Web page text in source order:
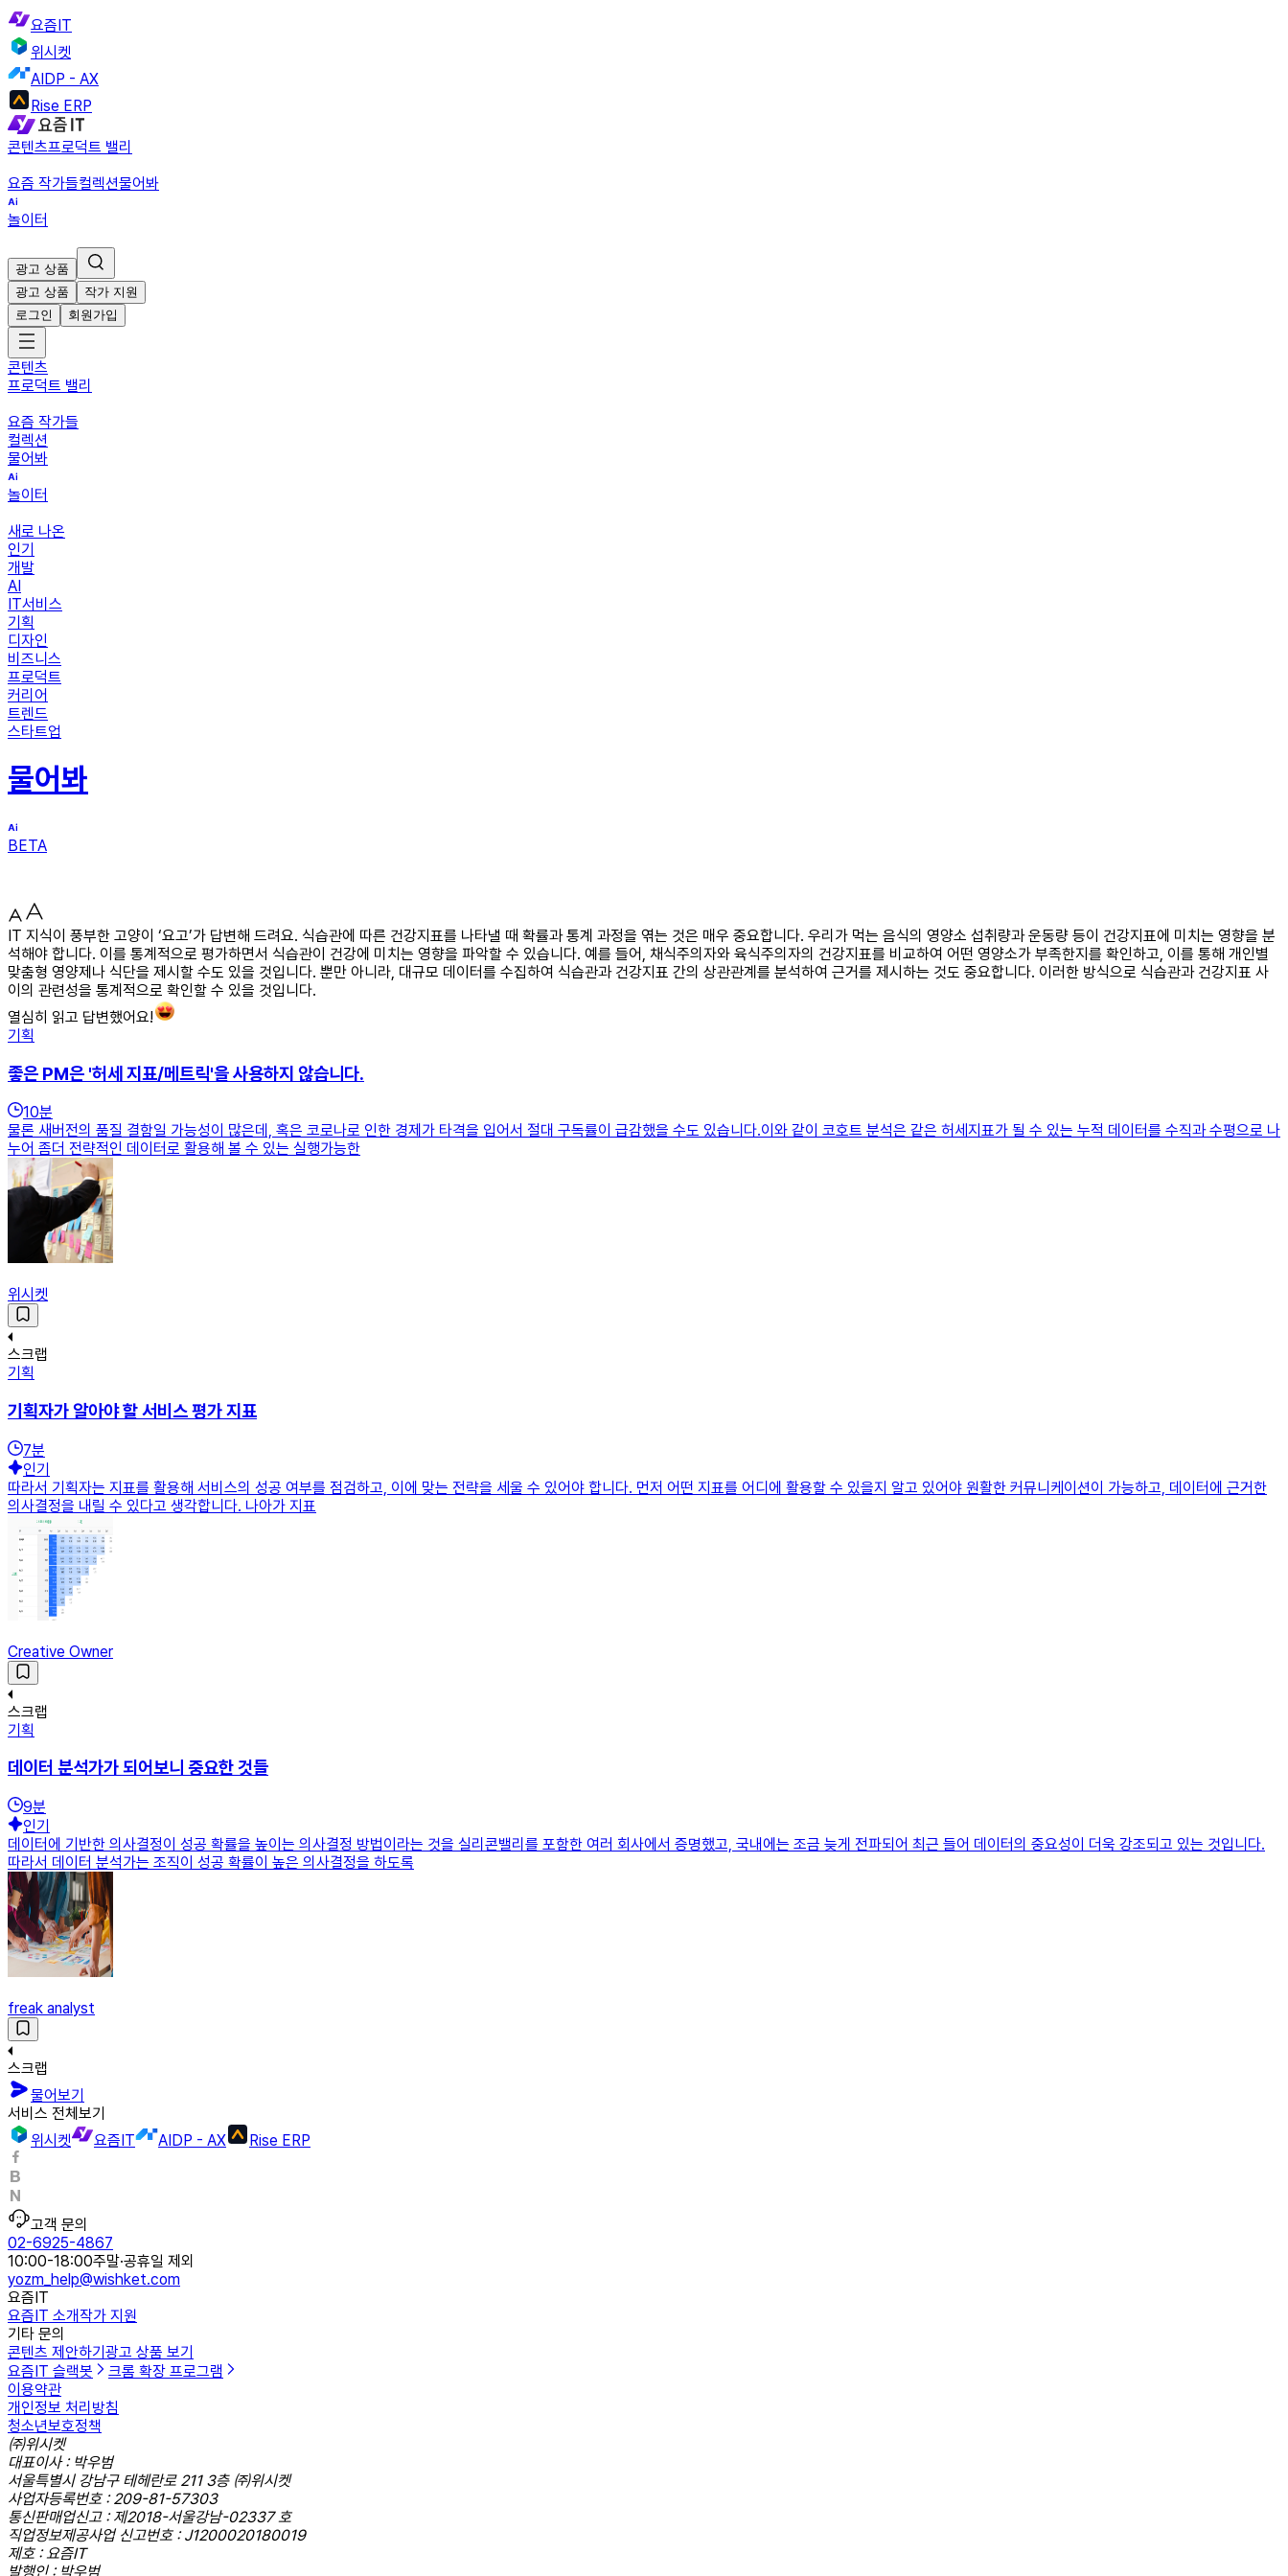
요즘IT
위시켓
AIDP - AX
Rise ERP
콘텐츠프로덕트 밸리
요즘 작가들컬렉션물어봐
놀이터
광고 상품
광고 상품
작가 지원
로그인
회원가입
콘텐츠
프로덕트 밸리
요즘 작가들
컬렉션
물어봐
놀이터
새로 나온
인기
개발
AI
IT서비스
기획
디자인
비즈니스
프로덕트
커리어
트렌드
스타트업
물어봐
BETA
IT 지식이 풍부한 고양이 ‘요고’가 답변해 드려요. 식습관에 따른 건강지표를 나타낼 때 확률과 통계 과정을 엮는 것은 매우 중요합니다. 우리가 먹는 음식의 영양소 섭취량과 운동량 등이 건강지표에 미치는 영향을 분
석해야 합니다. 이를 통계적으로 평가하면서 식습관이 건강에 미치는 영향을 파악할 수 있습니다. 예를 들어, 채식주의자와 육식주의자의 건강지표를 비교하여 어떤 영양소가 부족한지를 확인하고, 이를 통해 개인별
맞춤형 영양제나 식단을 제시할 수도 있을 것입니다. 뿐만 아니라, 대규모 데이터를 수집하여 식습관과 건강지표 간의 상관관계를 분석하여 근거를 제시하는 것도 중요합니다. 이러한 방식으로 식습관과 건강지표 사
이의 관련성을 통계적으로 확인할 수 있을 것입니다.
열심히 읽고 답변했어요!
기획
좋은 PM은 '허세 지표/메트릭'을 사용하지 않습니다.
10분
물론 새버전의 품질 결함일 가능성이 많은데, 혹은 코로나로 인한 경제가 타격을 입어서 절대 구독률이 급감했을 수도 있습니다.이와 같이 코호트 분석은 같은 허세지표가 될 수 있는 누적 데이터를 수직과 수평으로 나
누어 좀더 전략적인 데이터로 활용해 볼 수 있는 실행가능한
위시켓
스크랩
기획
기획자가 알아야 할 서비스 평가 지표
7분
인기
따라서 기획자는 지표를 활용해 서비스의 성공 여부를 점검하고, 이에 맞는 전략을 세울 수 있어야 합니다. 먼저 어떤 지표를 어디에 활용할 수 있을지 알고 있어야 원활한 커뮤니케이션이 가능하고, 데이터에 근거한
의사결정을 내릴 수 있다고 생각합니다. 나아가 지표
Creative Owner
스크랩
기획
데이터 분석가가 되어보니 중요한 것들
9분
인기
데이터에 기반한 의사결정이 성공 확률을 높이는 의사결정 방법이라는 것을 실리콘밸리를 포함한 여러 회사에서 증명했고, 국내에는 조금 늦게 전파되어 최근 들어 데이터의 중요성이 더욱 강조되고 있는 것입니다.
따라서 데이터 분석가는 조직이 성공 확률이 높은 의사결정을 하도록
freak analyst
스크랩
물어보기
서비스 전체보기
위시켓
요즘IT AIDP - AX Rise ERP
고객 문의
02-6925-4867
10:00-18:00주말·공휴일 제외
yozm_help@wishket.com
요즘IT
요즘IT 소개작가 지원
기타 문의
콘텐츠 제안하기 광고 상품 보기
요즘IT 슬랙봇
크롬 확장 프로그램
이용약관
개인정보 처리방침
청소년보호정책
㈜위시켓
대표이사 : 박우범
서울특별시 강남구 테헤란로 211 3층 ㈜위시켓
사업자등록번호 : 209-81-57303
통신판매업신고 : 제2018-서울강남-02337 호
직업정보제공사업 신고번호 : J1200020180019
제호 : 요즘IT
발행인 : 박우범